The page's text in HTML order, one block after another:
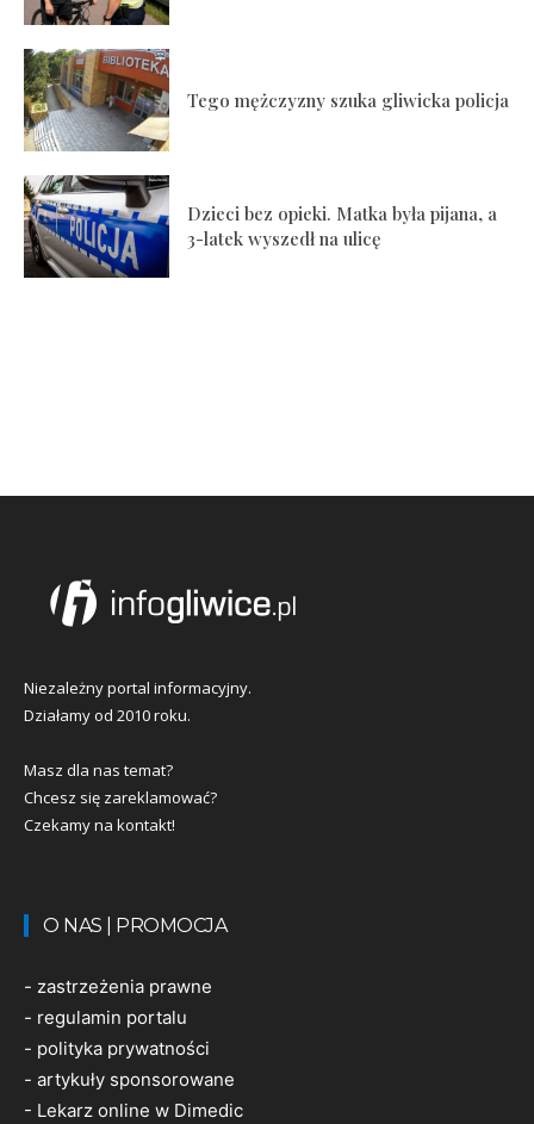
Tego mężczyzny szuka gliwicka policja
Dzieci bez opieki. Matka była pijana, a
3-latek wyszedł na ulicę
Niezależny portal informacyjny.
Działamy od 2010 roku.
Masz dla nas temat?
Chcesz się zareklamować?
Czekamy na kontakt!
O NAS | PROMOCJA
- zastrzeżenia prawne
- regulamin portalu
- polityka prywatności
- artykuły sponsorowane
- Lekarz online w Dimedic